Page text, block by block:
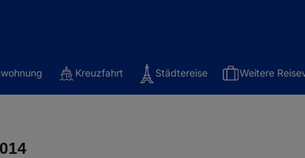
Kreuzfahrt Städtereise Weitere